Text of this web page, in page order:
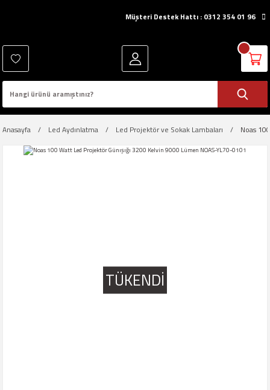
Müşteri Destek Hattı : 0312 354 01 96
Anasayfa Led Aydınlatma Led Projektör ve Sokak Lambaları Noas
TÜKENDİ